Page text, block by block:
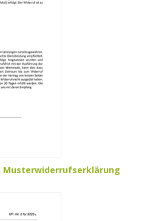
Musterwiderrufserklärung